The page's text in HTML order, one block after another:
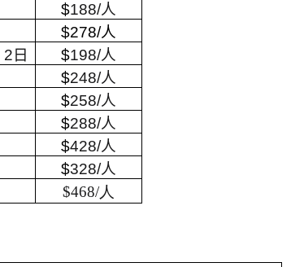
$188/人
$278/人
2 日 $198/人
$248/人
$258/人
$288/人
$428/人
$328/人
$468/人